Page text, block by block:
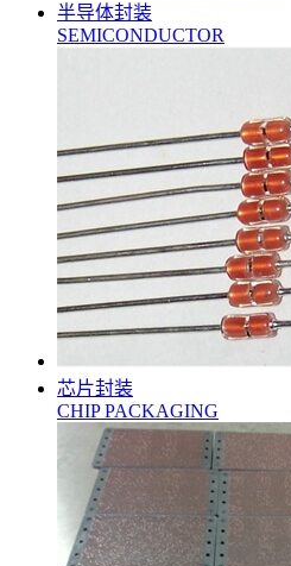
半导体封装
SEMICONDUCTOR
芯片封装
CHIP PACKAGING